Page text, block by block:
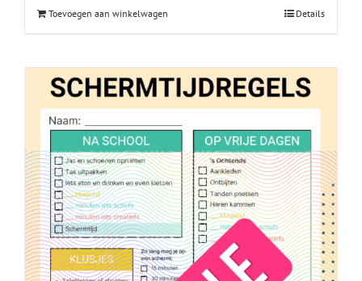
Toevoegen aan winkelwagen Details